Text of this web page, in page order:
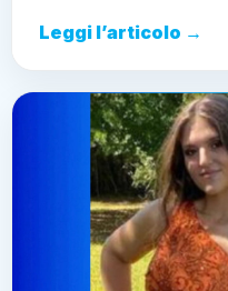
Leggi l’articolo →